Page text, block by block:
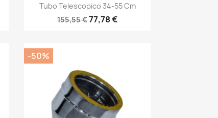
Anteprima
Tubo Telescopico 34-55 Cm
155,55 €77,78 €
-50%